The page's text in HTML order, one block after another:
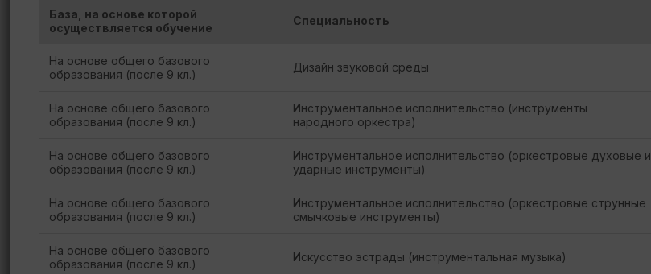
База, на основе которой
осуществляется обучение
Специальность
На основе общего базового
образования (после 9 кл.)
Дизайн звуковой среды
На основе общего базового
образования (после 9 кл.)
Инструментальное исполнительство (инструменты
народного оркестра)
На основе общего базового
образования (после 9 кл.)
Инструментальное исполнительство (оркестровые духовые и
ударные инструменты)
На основе общего базового
образования (после 9 кл.)
Инструментальное исполнительство (оркестровые струнные
смычковые инструменты)
На основе общего базового
образования (после 9 кл.)
Искусство эстрады (инструментальная музыка)